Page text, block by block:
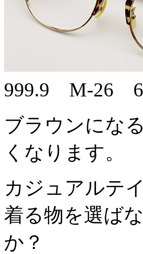
999.9 M-26
ブラウンにな
くなります。
カジュアルテ
着る物を選ば
か？